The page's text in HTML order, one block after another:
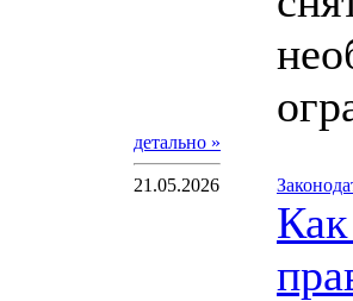
детально »
21.05.2026